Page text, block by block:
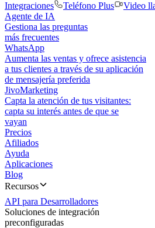
Integraciones
Teléfono Plus Video
Agente de IA
Gestiona las preguntas
más frecuentes
WhatsApp
Aumenta las ventas y ofrece asistencia
a tus clientes a través de su aplicación
de mensajería preferida
JivoMarketing
Capta la atención de tus visitantes:
capta su interés antes de que se
vayan
Precios
Afiliados
Ayuda
Aplicaciones
Blog
Recursos
API para Desarrolladores
Soluciones de integración
preconfiguradas